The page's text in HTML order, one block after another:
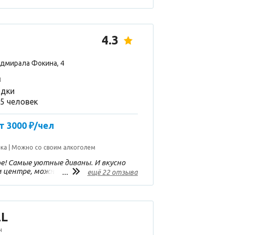
как-то. Было весело
4.3
Фокина, 4
человек
3000 ₽/чел
Можно со своим алкоголем
Самые уютные диваны. И вкусно
центре, можно из окна смотреть
... ещё 22 отзыва